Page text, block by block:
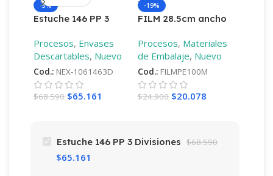
-5%
Estuche 146 PP 3
Procesos, Envases
Descartables, Nuevo
Cod.: NEX-1061463D
$68.590 $65.161
-19%
FILM 28.5cm ancho
largos–100mt
Procesos, Materiales
de Embalaje, Nuevo
Cod.: FILMPE100M
$24.900 $20.078
Estuche 146 PP 3 Divisiones $68.590
$65.161